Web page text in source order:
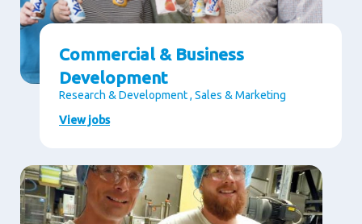
Commercial & Business
Development
Research & Development , Sales & Marketing
View jobs